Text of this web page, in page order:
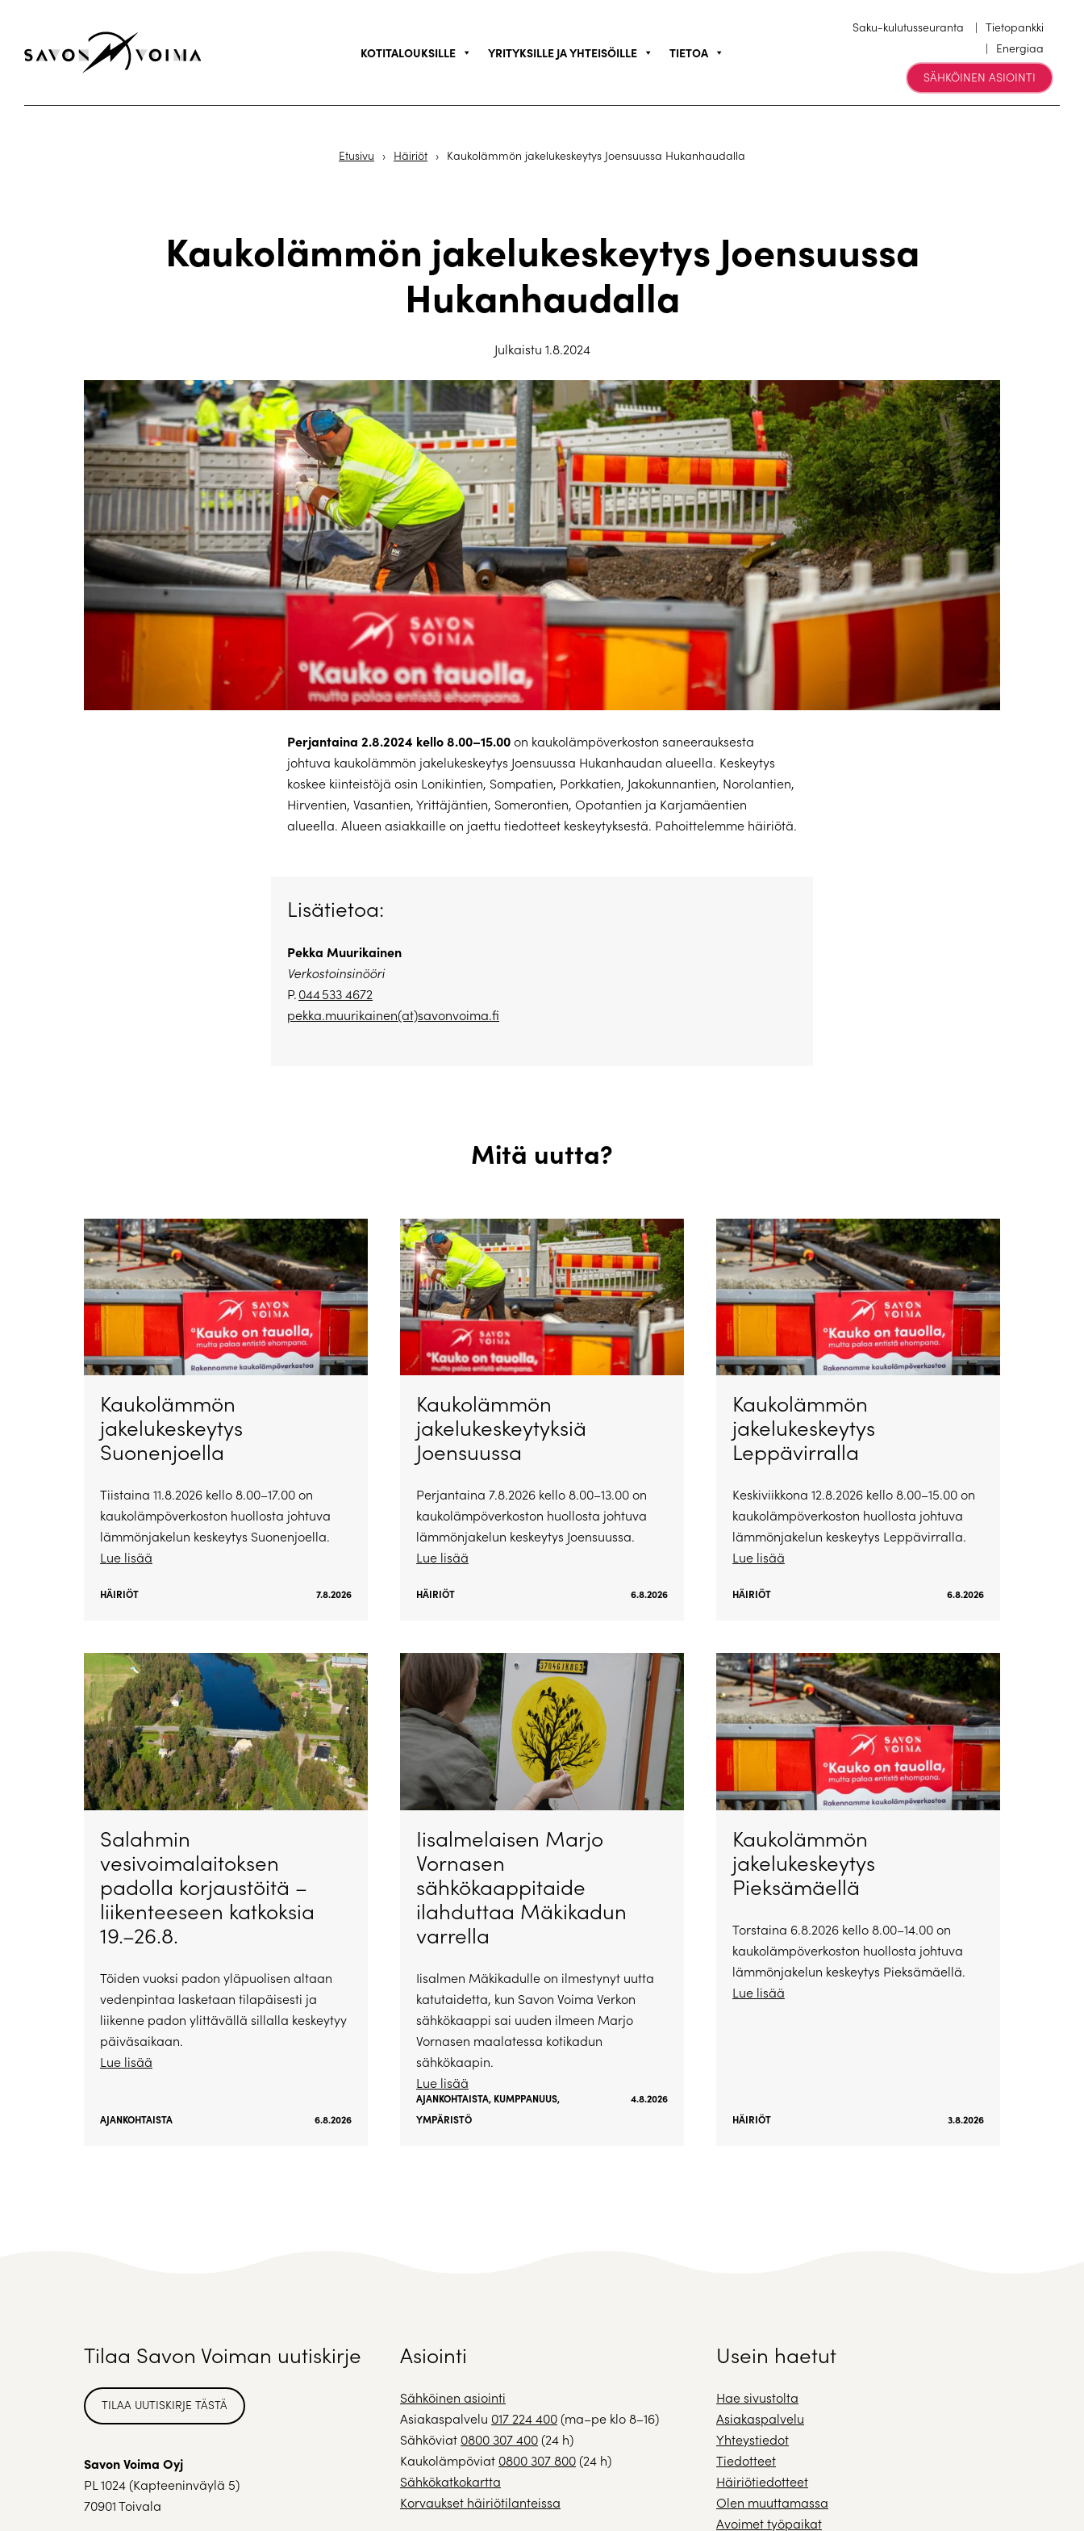
KOTITALOUKSILLE YRITYKSILLE JA YHTEISÖILLE TIETOA
Saku-kulutusseuranta
Tietopankki
Energiaa
SÄHKÖINEN ASIOINTI
Etusivu › Häiriöt › Kaukolämmön jakelukeskeytys Joensuussa Hukanhaudalla
Kaukolämmön jakelukeskeytys Joensuussa
Hukanhaudalla
Julkaistu 1.8.2024
Perjantaina 2.8.2024 kello 8.00–15.00on kaukolämpöverkoston saneerauksesta
johtuva kaukolämmön jakelukeskeytys Joensuussa Hukanhaudan alueella. Keskeytys
koskee kiinteistöjä osin Lonikintien, Sompatien, Porkkatien, Jakokunnantien, Norolantien,
Hirventien, Vasantien, Yrittäjäntien, Somerontien, Opotantien ja Karjamäentien
alueella. Alueen asiakkaille on jaettu tiedotteet keskeytyksestä. Pahoittelemme häiriötä.
Lisätietoa:
Pekka Muurikainen
Verkostoinsinööri
P.044 533 4672
pekka.muurikainen(at)savonvoima.fi
Mitä uutta?
Kaukolämmön
jakelukeskeytys
Suonenjoella
Tiistaina 11.8.2026 kello 8.00–17.00 on
kaukolämpöverkoston huollosta johtuva
lämmönjakelun keskeytys Suonenjoella.
Lue lisää
HÄIRIÖT 7.8.2026
Kaukolämmön
jakelukeskeytyksiä
Joensuussa
Perjantaina 7.8.2026 kello 8.00–13.00 on
kaukolämpöverkoston huollosta johtuva
lämmönjakelun keskeytys Joensuussa.
Lue lisää
HÄIRIÖT 6.8.2026
Kaukolämmön
jakelukeskeytys
Leppävirralla
Keskiviikkona 12.8.2026 kello 8.00–15.00 on
kaukolämpöverkoston huollosta johtuva
lämmönjakelun keskeytys Leppävirralla.
Lue lisää
HÄIRIÖT 6.8.2026
Salahmin
vesivoimalaitoksen
padolla korjaustöitä –
liikenteeseen katkoksia
19.–26.8.
Töiden vuoksi padon yläpuolisen altaan
vedenpintaa lasketaan tilapäisesti ja
liikenne padon ylittävällä sillalla keskeytyy
päiväsaikaan.
Lue lisää
AJANKOHTAISTA 6.8.2026
Iisalmelaisen Marjo
Vornasen
sähkökaappitaide
ilahduttaa Mäkikadun
varrella
Iisalmen Mäkikadulle on ilmestynyt uutta
katutaidetta, kun Savon Voima Verkon
sähkökaappi sai uuden ilmeen Marjo
Vornasen maalatessa kotikadun
sähkökaapin.
Lue lisää
AJANKOHTAISTA, KUMPPANUUS,
YMPÄRISTÖ
4.8.2026
Kaukolämmön
jakelukeskeytys
Pieksämäellä
Torstaina 6.8.2026 kello 8.00–14.00 on
kaukolämpöverkoston huollosta johtuva
lämmönjakelun keskeytys Pieksämäellä.
Lue lisää
HÄIRIÖT 3.8.2026
Tilaa Savon Voiman uutiskirje
TILAA UUTISKIRJE TÄSTÄ
Savon Voima Oyj
PL 1024 (Kapteeninväylä 5)
70901 Toivala
Asiointi
Sähköinen asiointi
Asiakaspalvelu 017 224 400(ma–pe klo 8–16)
Sähköviat 0800 307 400(24 h)
Kaukolämpöviat 0800 307 800(24 h)
Sähkökatkokartta
Korvaukset häiriötilanteissa
Usein haetut
Hae sivustolta
Asiakaspalvelu
Yhteystiedot
Tiedotteet
Häiriötiedotteet
Olen muuttamassa
Avoimet työpaikat